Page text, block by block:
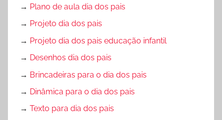
→ Plano de aula dia dos pais
→ Projeto dia dos pais
→ Projeto dia dos pais educação infantil
→ Desenhos dia dos pais
→ Brincadeiras para o dia dos pais
→ Dinâmica para o dia dos pais
→ Texto para dia dos pais